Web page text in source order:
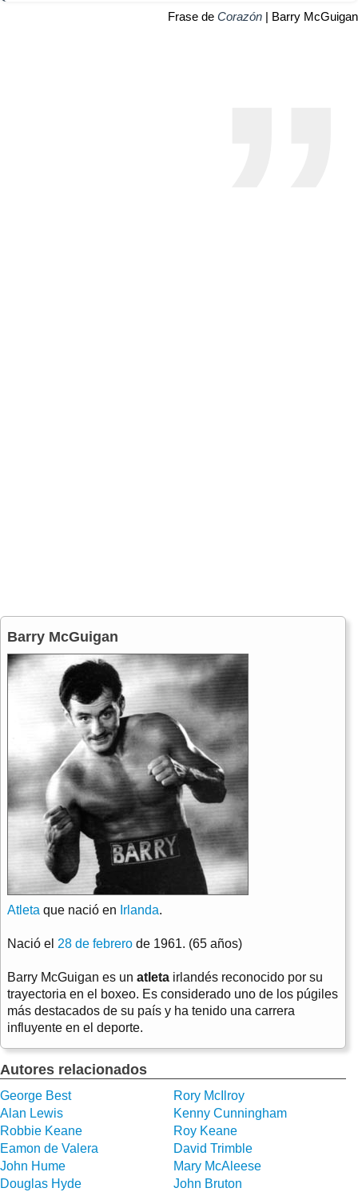
Frase de Corazón | Barry McGuigan
Barry McGuigan
Atleta que nació en Irlanda.
Nació el 28 de febrero de 1961. (65 años)
Barry McGuigan es un atleta irlandés reconocido por su
trayectoria en el boxeo. Es considerado uno de los púgiles
más destacados de su país y ha tenido una carrera
influyente en el deporte.
Autores relacionados
George Best
Rory McIlroy
Alan Lewis
Kenny Cunningham
Robbie Keane
Roy Keane
Eamon de Valera
David Trimble
John Hume
Mary McAleese
Douglas Hyde
John Bruton